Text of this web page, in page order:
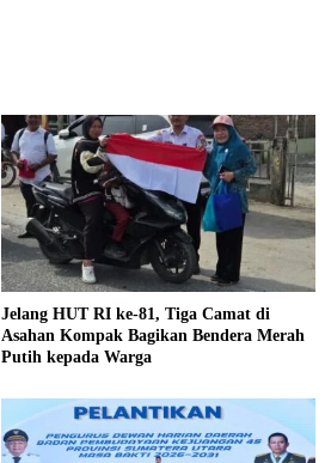
Jelang HUT RI ke-81, Tiga Camat di
Asahan Kompak Bagikan Bendera Merah
Putih kepada Warga